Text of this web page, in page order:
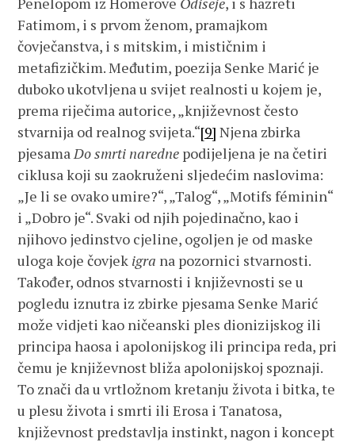
Fatimom, i s prvom ženom, pramajkom
čovječanstva, i s mitskim, i mističnim i
metafizičkim. Međutim, poezija Senke Marić je
duboko ukotvljena u svijet realnosti u kojem je,
prema riječima autorice, „književnost često
stvarnija od realnog svijeta.“[9] Njena zbirka
pjesamaDo smrti naredne podijeljena je na četiri
ciklusa koji su zaokruženi sljedećim naslovima:
„Je li se ovako umire?“, „Talog“, „Motifs féminin“
i „Dobro je“. Svaki od njih pojedinačno, kao i
njihovo jedinstvo cjeline, ogoljen je od maske
uloga koje čovjek igra na pozornici stvarnosti.
Također, odnos stvarnosti i književnosti se u
pogledu iznutra iz zbirke pjesama Senke Marić
može vidjeti kao ničeanski ples dionizijskog ili
principa haosa i apolonijskog ili principa reda, pri
čemu je književnost bliža apolonijskoj spoznaji.
To znači da u vrtložnom kretanju života i bitka, te
u plesu života i smrti ili Erosa i Tanatosa,
književnost predstavlja instinkt, nagon i koncept